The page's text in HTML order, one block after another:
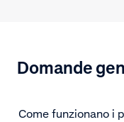
Domande
Come funzionano i